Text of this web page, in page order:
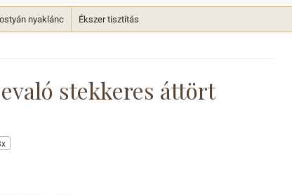
nyaklánc Ékszer tisztítás
stekkeres áttört